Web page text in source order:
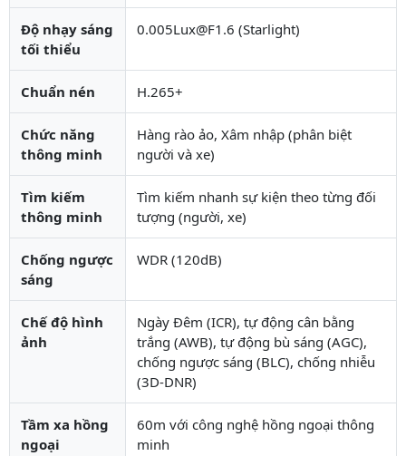
Độ nhạy sáng
tối thiểu
0.005Lux@F1.6 (Starlight)
Chuẩn nén H.265+
Chức năng
thông minh
Hàng rào ảo, Xâm nhập (phân biệt
người và xe)
Tìm kiếm
thông minh
Tìm kiếm nhanh sự kiện theo từng đối
tượng (người, xe)
Chống ngược
sáng
WDR (120dB)
Chế độ hình
ảnh
Ngày Đêm (ICR), tự động cân bằng
trắng (AWB), tự động bù sáng (AGC),
chống ngược sáng (BLC), chống nhiễu
(3D-DNR)
Tầm xa hồng
ngoại
60m với công nghệ hồng ngoại thông
minh